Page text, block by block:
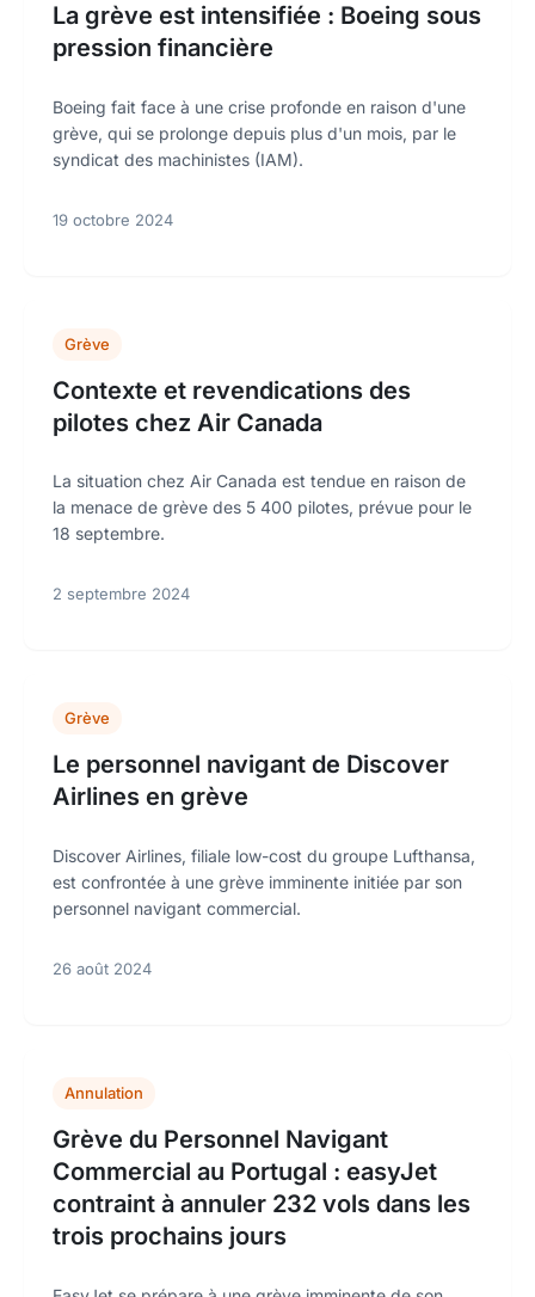
La grève est intensifiée : Boeing sous
pression financière
Boeing fait face à une crise profonde en raison d'une
grève, qui se prolonge depuis plus d'un mois, par le
syndicat des machinistes (IAM).
19 octobre 2024
Grève
Contexte et revendications des
pilotes chez Air Canada
La situation chez Air Canada est tendue en raison de
la menace de grève des 5 400 pilotes, prévue pour le
18 septembre.
2 septembre 2024
Grève
Le personnel navigant de Discover
Airlines en grève
Discover Airlines, filiale low-cost du groupe Lufthansa,
est confrontée à une grève imminente initiée par son
personnel navigant commercial.
26 août 2024
Annulation
Grève du Personnel Navigant
Commercial au Portugal : easyJet
contraint à annuler 232 vols dans les
trois prochains jours